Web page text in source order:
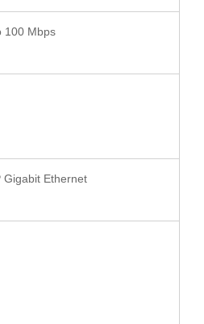
100 Mbps
Gigabit Ethernet